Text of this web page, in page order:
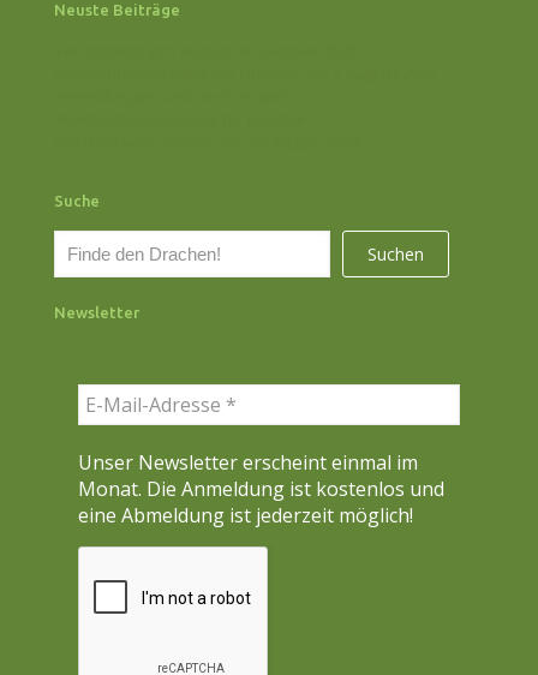
Neuste Beiträge
Suche
h
Suchen
Newsletter
Unser Newsletter erscheint einmal im
Monat. Die Anmeldung ist kostenlos und
eine Abmeldung ist jederzeit möglich!